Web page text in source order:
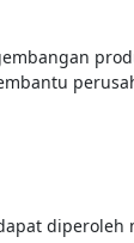
diperoleh